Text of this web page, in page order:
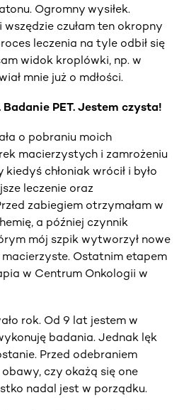
Ogromny wysiłek.
czułam ten okropny
leczenia na tyle odbił się
widok kroplówki, np. w
mnie już o mdłości.
PET. Jestem czysta!
o pobraniu moich
macierzystych i zamrożeniu
chłoniak wrócił i było
leczenie oraz
zabiegiem otrzymałam w
a później czynnik
mój szpik wytworzył nowe
Ostatnim etapem
w Centrum Onkologii w
rok. Od 9 lat jestem w
badania. Jednak lęk
Przed odebraniem
czy okażą się one
nadal jest w porządku.